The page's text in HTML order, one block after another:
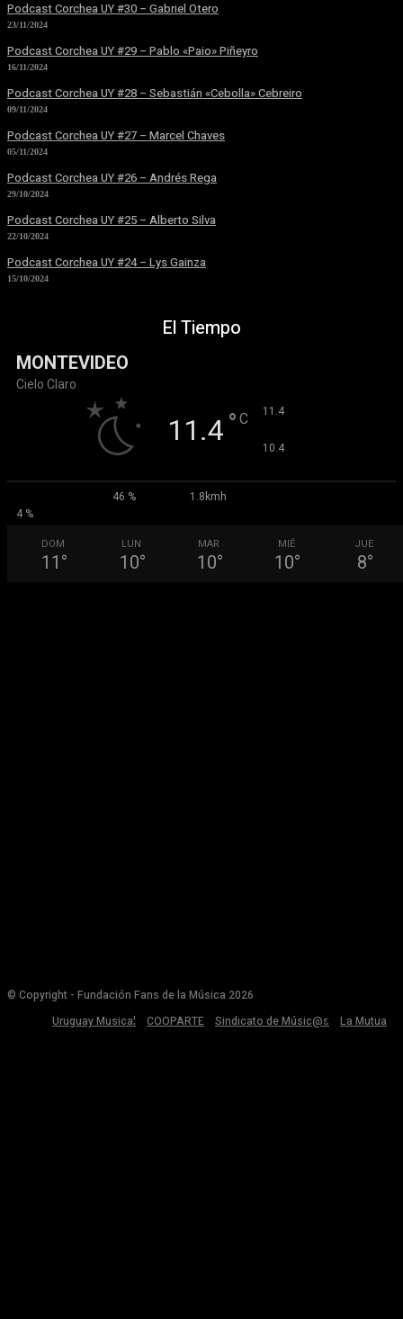
Podcast Corchea UY #30 – Gabriel Otero
23/11/2024
Podcast Corchea UY #29 – Pablo «Paio» Piñeyro
16/11/2024
Podcast Corchea UY #28 – Sebastián «Cebolla» Cebreiro
09/11/2024
Podcast Corchea UY #27 – Marcel Chaves
05/11/2024
Podcast Corchea UY #26 – Andrés Rega
29/10/2024
Podcast Corchea UY #25 – Alberto Silva
22/10/2024
Podcast Corchea UY #24 – Lys Gainza
15/10/2024
El Tiempo
MONTEVIDEO
Cielo Claro
11.4 ° C 11.4
10.4
46 %
1.8kmh
4 %
DOM
11 °
LUN
10°
MAR
10°
MIÉ
10°
JUE
8°
© Copyright - Fundación Fans de la Música 2026
Uruguay Musical
COOPARTE Sindicato de Músic@s La Mutua